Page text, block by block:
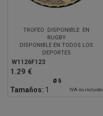
TROFEO DISPONIBLE EN
RUGBY
DISPONIBLE EN TODOS LOS
DEPORTES
W1126F123
1.29 €
Ø 5
Tamaños: 1 IVA no incluido